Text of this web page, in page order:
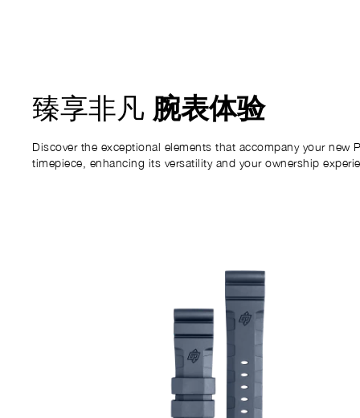
臻享非凡 腕表体验
Discover the exceptional elements that accompany your new
timepiece, enhancing its versatility and your ownership